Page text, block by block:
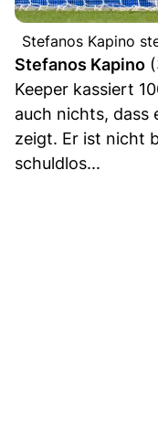
Stefanos Kapino
Stefanos Kapino
Keeper kassiert
auch nichts, dass
zeigt. Er ist nicht
schuldlos...